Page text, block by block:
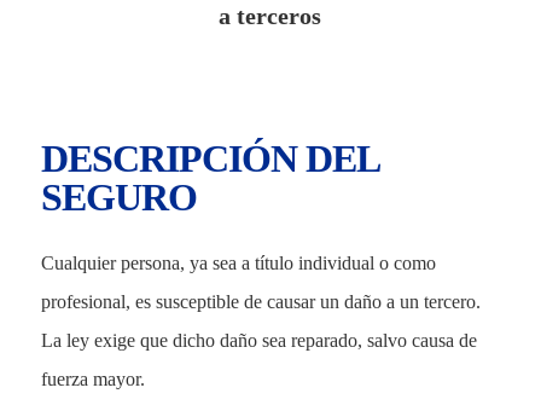
a terceros
DESCRIPCIÓN DEL
SEGURO
Cualquier persona, ya sea a título individual o como
profesional, es susceptible de causar un daño a un tercero.
La ley exige que dicho daño sea reparado, salvo causa de
fuerza mayor.